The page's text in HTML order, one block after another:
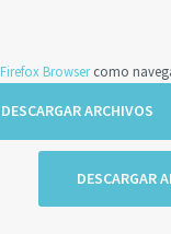
Firefox Browsercomo
DESCARGAR ARCHIVOS
DESCARGAR